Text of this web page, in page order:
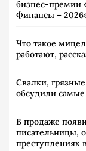
бизнес-премии
Финансы –
Что такое
работают,
Свалки,
обсудили
В продаже
писательницы,
преступлениях